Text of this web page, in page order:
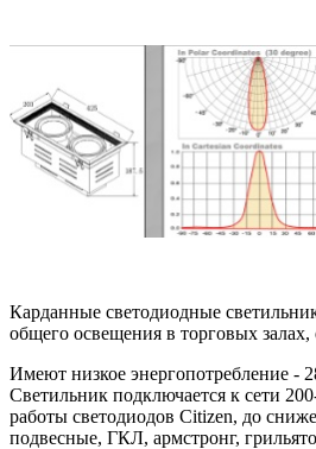
Карданные светодиодные
общего освещения в торговых
Имеют низкое энергопотребление -
Светильник подключается к сети
работы светодиодов Citizen, до
подвесные, ГКЛ, армстронг,